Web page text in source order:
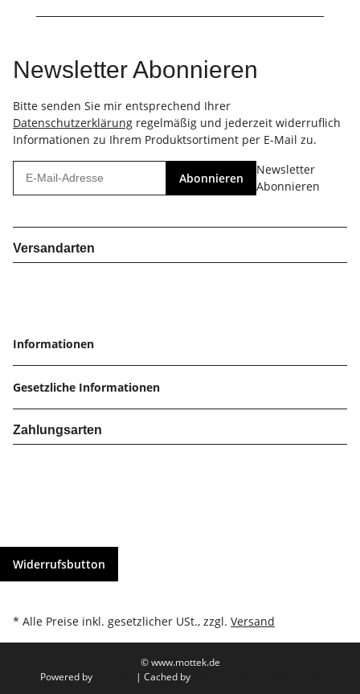
Newsletter Abonnieren
Bitte senden Sie mir entsprechend Ihrer
Datenschutzerklärung regelmäßig und jederzeit widerruflich
Informationen zu Ihrem Produktsortiment per E-Mail zu.
Abonnieren
Newsletter
Abonnieren
Versandarten
Informationen
Gesetzliche Informationen
Zahlungsarten
Widerrufsbutton
* Alle Preise inkl. gesetzlicher USt., zzgl. Versand
© www.mottek.de
Powered by
| Cached by